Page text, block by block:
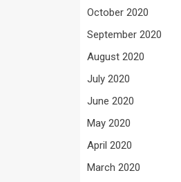
October 2020
September 2020
August 2020
July 2020
June 2020
May 2020
April 2020
March 2020